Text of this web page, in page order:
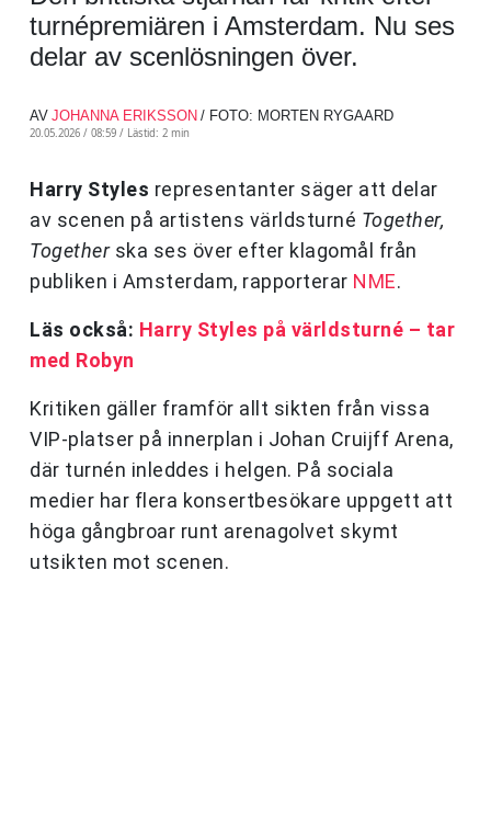
turnépremiären i Amsterdam. Nu ses
delar av scenlösningen över.
AV JOHANNA ERIKSSON / FOTO: MORTEN RYGAARD
20.05.2026 / 08:59 / Lästid: 2 min
Harry Styles representanter säger att delar
av scenen på artistens världsturné Together,
Togetherska ses över efter klagomål från
publiken i Amsterdam, rapporterar NME.
Läs också: Harry Styles på världsturné – tar
med Robyn
Kritiken gäller framför allt sikten från vissa
VIP-platser på innerplan i Johan Cruijff Arena,
där turnén inleddes i helgen. På sociala
medier har flera konsertbesökare uppgett att
höga gångbroar runt arenagolvet skymt
utsikten mot scenen.